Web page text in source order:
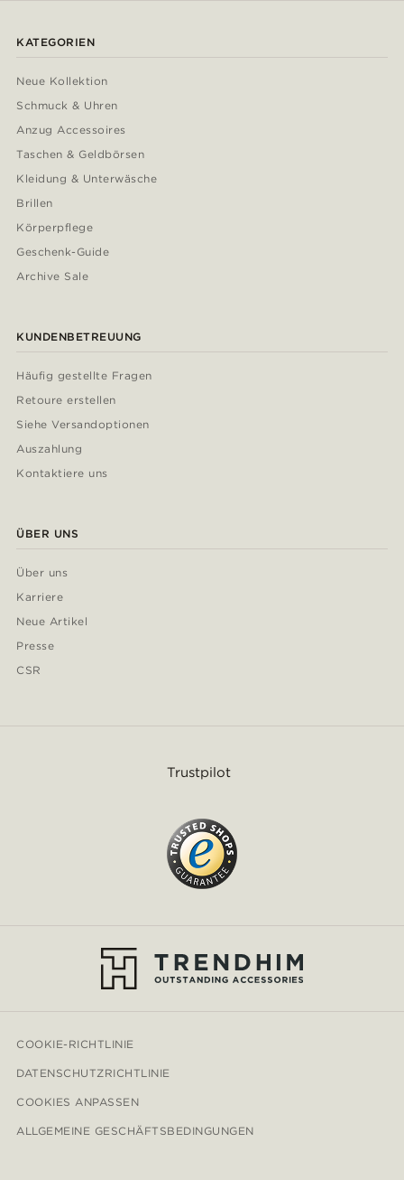
KATEGORIEN
Neue Kollektion
Schmuck & Uhren
Anzug Accessoires
Taschen & Geldbörsen
Kleidung & Unterwäsche
Brillen
Körperpflege
Geschenk-Guide
Archive Sale
KUNDENBETREUUNG
Häufig gestellte Fragen
Retoure erstellen
Siehe Versandoptionen
Auszahlung
Kontaktiere uns
ÜBER UNS
Über uns
Karriere
Neue Artikel
Presse
CSR
Trustpilot
COOKIE-RICHTLINIE
DATENSCHUTZRICHTLINIE
COOKIES ANPASSEN
ALLGEMEINE GESCHÄFTSBEDINGUNGEN